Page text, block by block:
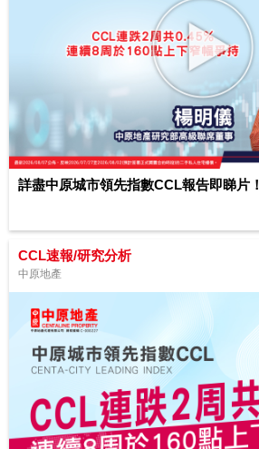
詳盡中原城市領先指數CCL報告即睇片！
CCL速報/研究分析
中原地產